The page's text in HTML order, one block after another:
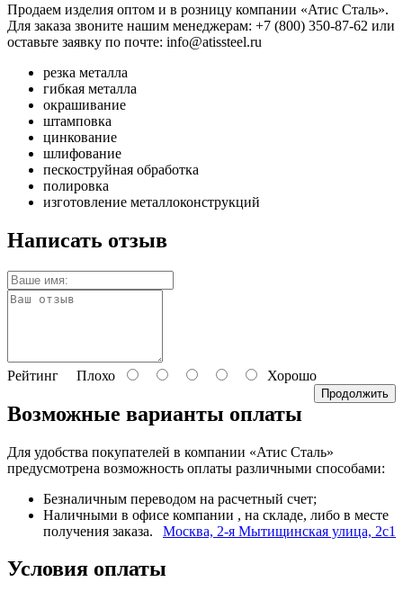
Продаем изделия оптом и в розницу компании «Атис Сталь».
Для заказа звоните нашим менеджерам: +7 (800) 350-87-62 или
оставьте заявку по почте: info@atissteel.ru
резка металла
гибкая металла
окрашивание
штамповка
цинкование
шлифование
пескоструйная обработка
полировка
изготовление металлоконструкций
Написать отзыв
Рейтинг Плохо Хорошо
Продолжить
Возможные варианты оплаты
Для удобства покупателей в компании «Атис Сталь»
предусмотрена возможность оплаты различными способами:
Безналичным переводом на расчетный счет;
Наличными в офисе компании
Москва, 2-я Мытищинская улица, 2с1
, на складе, либо в месте
получения заказа.
Условия оплаты